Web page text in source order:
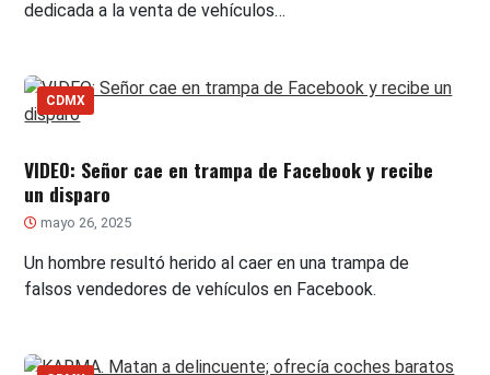
dedicada a la venta de vehículos…
CDMX
VIDEO: Señor cae en trampa de Facebook y recibe
un disparo
mayo 26, 2025
Un hombre resultó herido al caer en una trampa de
falsos vendedores de vehículos en Facebook.